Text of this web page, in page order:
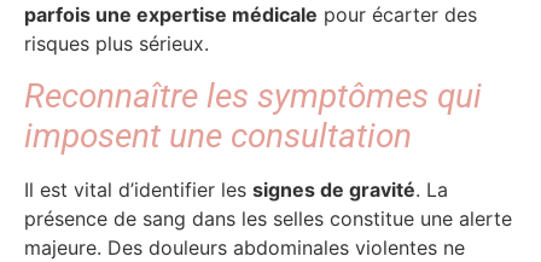
parfois une expertise médicale pour écarter des
risques plus sérieux.
Reconnaître les symptômes qui
imposent une consultation
Il est vital d’identifier les signes de gravité. La
présence de sang dans les selles constitue une alerte
majeure. Des douleurs abdominales violentes ne